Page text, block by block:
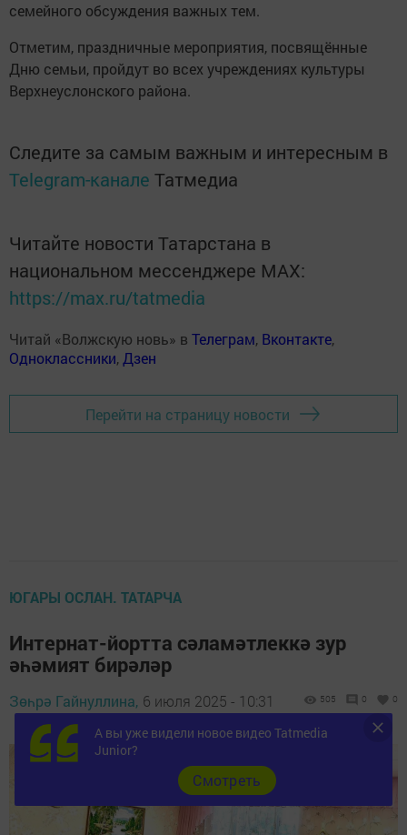
семейного обсуждения важных тем.
Отметим, праздничные мероприятия, посвящённые
Дню семьи, пройдут во всех учреждениях культуры
Верхнеуслонского района.
Следите за самым важным и интересным в
Telegram-канале Татмедиа
Читайте новости Татарстана в
национальном мессенджере MАХ:
https://max.ru/tatmedia
Читай «Волжскую новь» в Телеграм, Вконтакте,
Одноклассники,Дзен
Перейти на страницу новости
ЮГАРЫ ОСЛАН. ТАТАРЧА
Интернат-йортта сәламәтлеккә зур
әһәмият бирәләр
Зөһрә Гайнуллина, 6 июля 2025 - 10:31 505 0 0
А вы уже видели новое видео Tatmedia
Junior?
Cмотреть